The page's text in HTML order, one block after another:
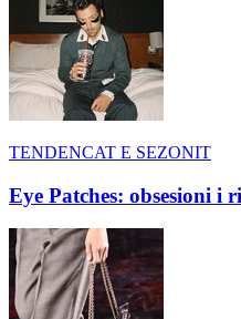
TENDENCAT E SEZONIT
Eye Patches: obsesioni i